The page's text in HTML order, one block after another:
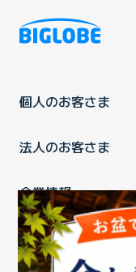
個人のお客さま
法人のお客さま
企業情報
ご利用中の方